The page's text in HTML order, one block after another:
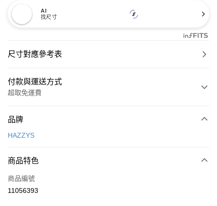
AI
找尺寸
尺寸對應參考表
付款與運送方式
超取免運費
信用卡一次付款
LINE Pay
Apple Pay
品牌
HAZZYS
商品特色
商品編號
11056393